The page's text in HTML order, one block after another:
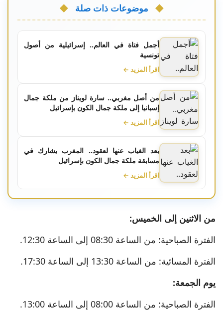
موضوعات ذات صلة
أجمل فتاة في العالم.. إسرائيلية من أصول
تونسية
اقرأ المزيد ←
من أصل مغربي.. سارة لويناز من ملكة جمال
إسبانيا إلى ملكة جمال الكون بإسرائيل
اقرأ المزيد ←
بعد الغياب عنها لعقود.. المغرب يشارك في
مسابقة ملكة جمال الكون بإسرائيل‎‎
اقرأ المزيد ←
من الاثنين إلى الخميس:
الفترة الصباحية: من الساعة 08:30 إلى الساعة 12:30.
الفترة المسائية: من الساعة 13:30 إلى الساعة 17:30.
يوم الجمعة:
الفترة الصباحية: من الساعة 08:00 إلى الساعة 13:00.